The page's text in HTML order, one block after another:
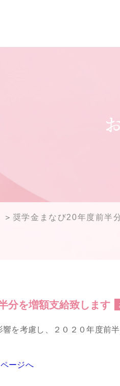
奨学金まなび20年度前半
分を増額支給致します
を考慮し、２０２０年度前
ージへ